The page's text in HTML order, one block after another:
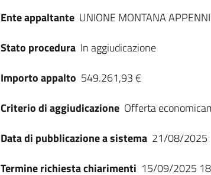
Ente appaltante UNIONE MONTANA
Stato procedura In aggiudicazione
Importo appalto 549.261,93 €
Criterio di aggiudicazione Offerta
Data di pubblicazione a sistema 21/08/2025
Termine richiesta chiarimenti 15/09/2025